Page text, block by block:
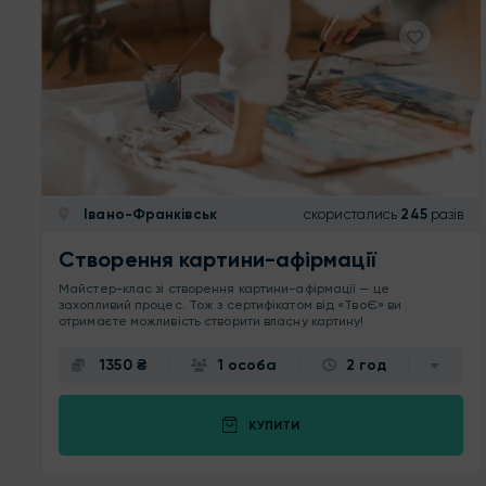
Івано-Франківськ скористались 245разів
Створення картини-афірмації
Майстер-клас зі створення картини-афірмації — це
захопливий процес. Тож з сертифікатом від «ТвоЄ» ви
отримаєте можливість створити власну картину!
1350 ₴ 1 особа 2 год
КУПИТИ